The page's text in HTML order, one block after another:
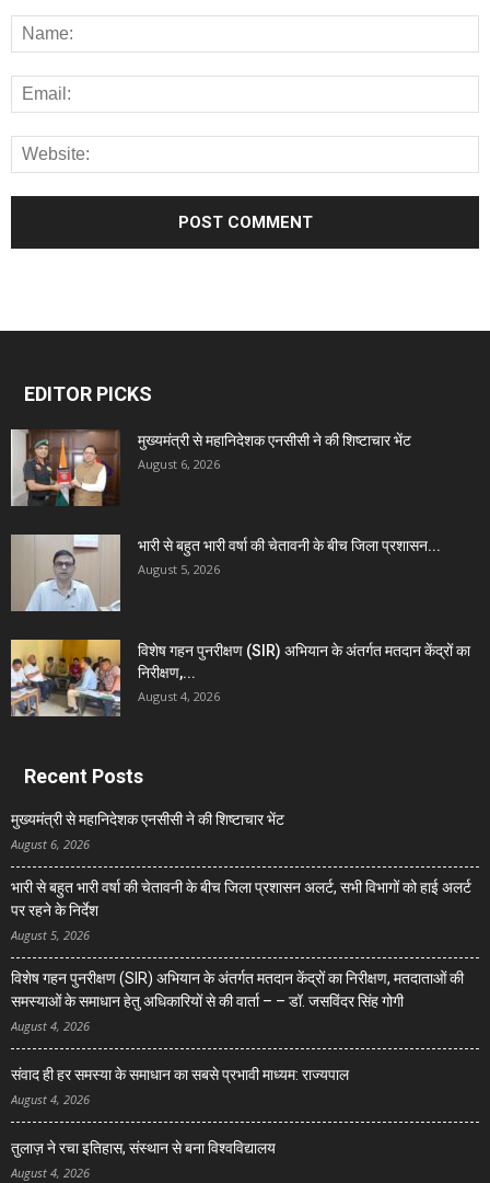
EDITOR PICKS
मुख्यमंत्री से महानिदेशक एनसीसी ने की शिष्टाचार भेंट
August 6, 2026
भारी से बहुत भारी वर्षा की चेतावनी के बीच जिला प्रशासन...
August 5, 2026
विशेष गहन पुनरीक्षण (SIR) अभियान के अंतर्गत मतदान केंद्रों का
निरीक्षण,...
August 4, 2026
Recent Posts
मुख्यमंत्री से महानिदेशक एनसीसी ने की शिष्टाचार भेंट
August 6, 2026
भारी से बहुत भारी वर्षा की चेतावनी के बीच जिला प्रशासन अलर्ट, सभी विभागों को हाई अलर्ट
पर रहने के निर्देश
August 5, 2026
विशेष गहन पुनरीक्षण (SIR) अभियान के अंतर्गत मतदान केंद्रों का निरीक्षण, मतदाताओं की
समस्याओं के समाधान हेतु अधिकारियों से की वार्ता – – डॉ. जसविंदर सिंह गोगी
August 4, 2026
संवाद ही हर समस्या के समाधान का सबसे प्रभावी माध्यम: राज्यपाल
August 4, 2026
तुलाज़ ने रचा इतिहास, संस्थान से बना विश्वविद्यालय
August 4, 2026